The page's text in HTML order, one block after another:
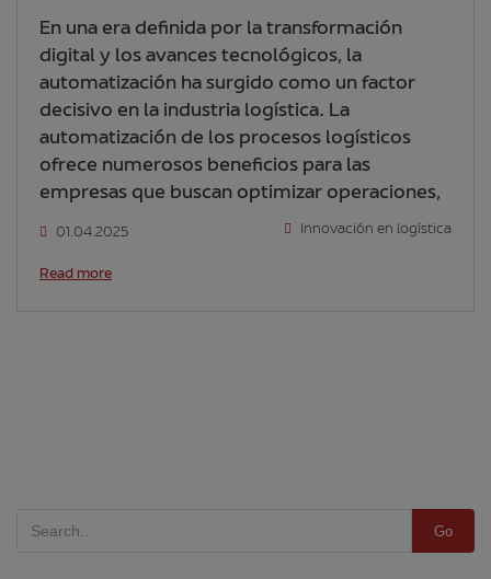
En una era definida por la transformación
digital y los avances tecnológicos, la
automatización ha surgido como un factor
decisivo en la industria logística. La
automatización de los procesos logísticos
ofrece numerosos beneficios para las
empresas que buscan optimizar operaciones,
01.04.2025 Innovación en logística
Read more
Go